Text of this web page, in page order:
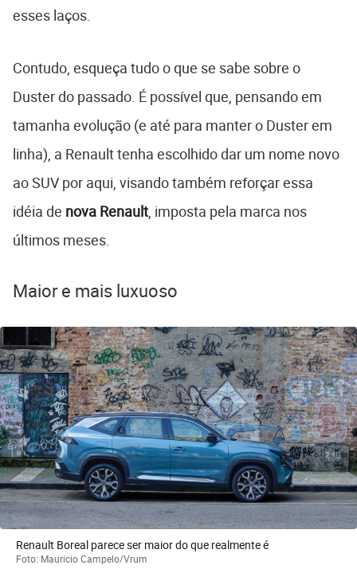
esses laços.
Contudo, esqueça tudo o que se sabe sobre o
Duster do passado. É possível que, pensando em
tamanha evolução (e até para manter o Duster em
linha), a Renault tenha escolhido dar um nome novo
ao SUV por aqui, visando também reforçar essa
idéia de nova Renault , imposta pela marca nos
últimos meses.
Maior e mais luxuoso
Renault Boreal parece ser maior do que realmente é
Foto: Mauricio Campelo/Vrum